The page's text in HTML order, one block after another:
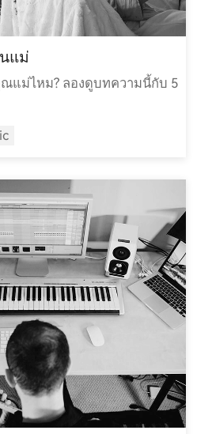
แม่
แม่ไหม? ลองดูบทความนี้กับ 5